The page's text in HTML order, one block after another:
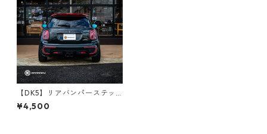
【DK5】リアバンパーステッ
カー for JCW【F56/F55/F5
7】
¥4,500